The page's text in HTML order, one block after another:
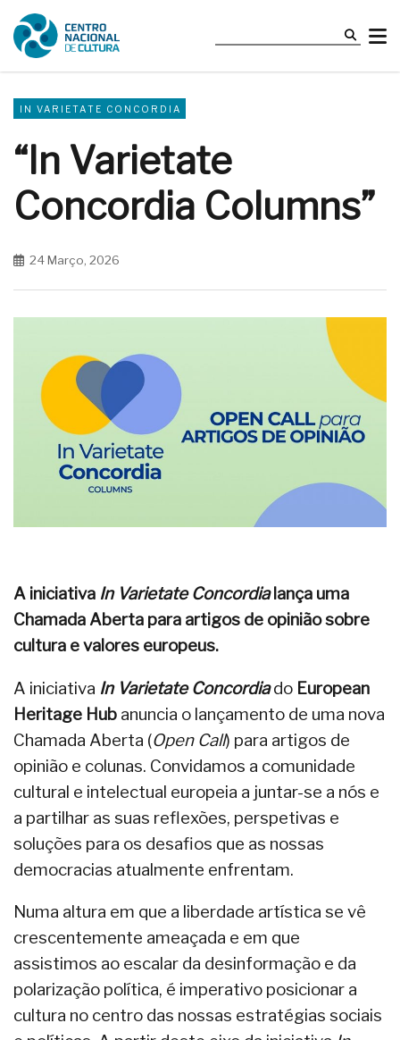
IN VARIETATE CONCORDIA
“In Varietate
Concordia Columns”
24 Março, 2026
A iniciativa In Varietate Concordialança uma
Chamada Aberta para artigos de opinião sobre
cultura e valores europeus.
A iniciativa In Varietate Concordia do European
Heritage Hub anuncia o lançamento de uma nova
Chamada Aberta (Open Call) para artigos de
opinião e colunas. Convidamos a comunidade
cultural e intelectual europeia a juntar-se a nós e
a partilhar as suas reflexões, perspetivas e
soluções para os desafios que as nossas
democracias atualmente enfrentam.
Numa altura em que a liberdade artística se vê
crescentemente ameaçada e em que
assistimos ao escalar da desinformação e da
polarização política, é imperativo posicionar a
cultura no centro das nossas estratégias sociais